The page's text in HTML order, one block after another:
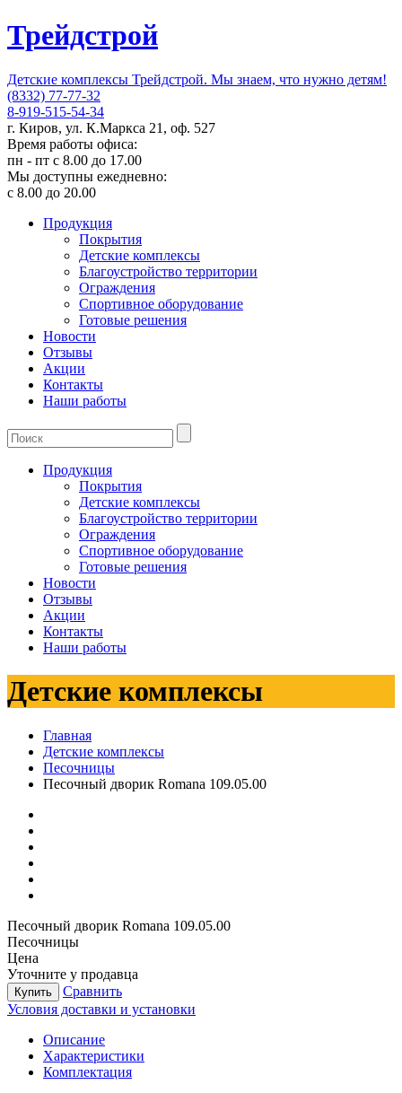
Трейдстрой
Детские комплексы Трейдстрой. Мы знаем, что нужно детям!
(8332) 77-77-32
8-919-515-54-34
г. Киров, ул. К.Маркса 21, оф. 527
Время работы офиса:
пн - пт с 8.00 до 17.00
Мы доступны ежедневно:
с 8.00 до 20.00
Продукция
Покрытия
Детские комплексы
Благоустройство территории
Ограждения
Спортивное оборудование
Готовые решения
Новости
Отзывы
Акции
Контакты
Наши работы
Продукция
Покрытия
Детские комплексы
Благоустройство территории
Ограждения
Спортивное оборудование
Готовые решения
Новости
Отзывы
Акции
Контакты
Наши работы
Детские комплексы
Главная
Детские комплексы
Песочницы
Песочный дворик Romana 109.05.00
Песочный дворик Romana 109.05.00
Песочницы
Цена
Уточните у продавца
Купить
Сравнить
Условия доставки и установки
Описание
Характеристики
Комплектация